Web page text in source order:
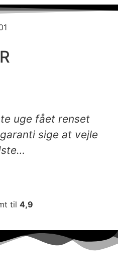
uge fået renset
sige at vejle
til 4,9